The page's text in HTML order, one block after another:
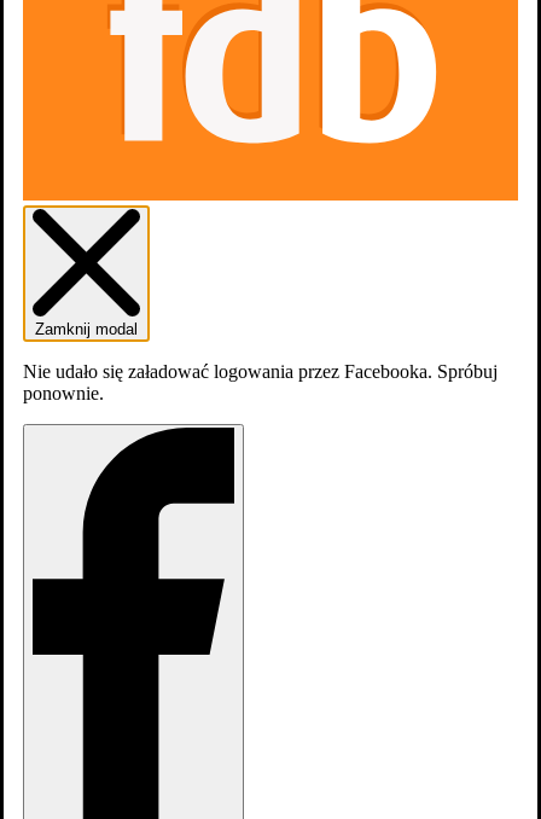
dodajzdjęcia
Zamknij modal
Nie udało się załadować logowania przez Facebooka. Spróbuj
ponownie.